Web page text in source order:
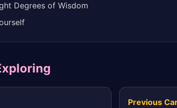
Degrees of Wisdom
Previous